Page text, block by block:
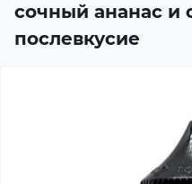
сочный ананас и
послевкусие